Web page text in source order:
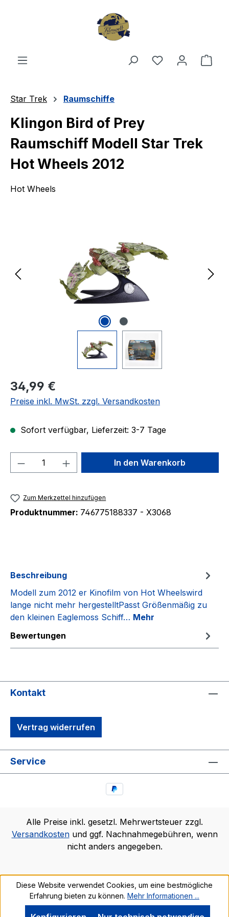
Du hast 0
Star Trek Raumschiffe
Klingon Bird of Prey
Raumschiff Modell Star Trek
Hot Wheels 2012
Hot Wheels
Regulärer Preis:
34,99 €
Preise inkl. MwSt. zzgl. Versandkosten
Sofort verfügbar, Lieferzeit: 3-7 Tage
Produkt Anzahl: Gib denIn den Warenkorb
Zum Merkzettel hinzufügen
Produktnummer: 746775188337 - X3068
Beschreibung
Modell zum 2012 er Kinofilm von Hot Wheelswird
lange nicht mehr hergestelltPasst Größenmäßig zu
den kleinen Eaglemoss Schiff… Mehr
Bewertungen
Kontakt
Vertrag widerrufen
Service
Alle Preise inkl. gesetzl. Mehrwertsteuer zzgl.
Versandkostenund ggf. Nachnahmegebühren, wenn
nicht anders angegeben.
Diese Website verwendet Cookies, um eine bestmögliche
Erfahrung bieten zu können. Mehr Informationen ...